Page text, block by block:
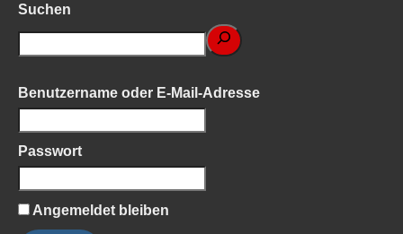
Suchen
Benutzername oder E-Mail-Adresse
Passwort
Angemeldet bleiben